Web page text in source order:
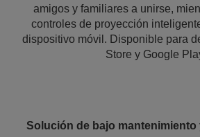
amigos y familiares a unirse,
controles de proyección
dispositivo móvil. Disponible para
Store y Google
Solución de bajo mantenimiento